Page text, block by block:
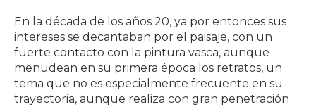
En la década de los años 20, ya por entonces sus
intereses se decantaban por el paisaje, con un
fuerte contacto con la pintura vasca, aunque
menudean en su primera época los retratos, un
tema que no es especialmente frecuente en su
trayectoria, aunque realiza con gran penetración